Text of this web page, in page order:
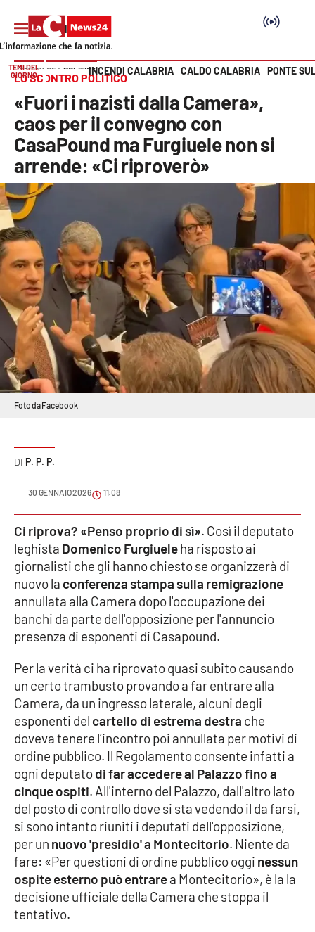
Cronaca
Politica
Attualità
Economia e lavoro
Italia Mondo
Sanità
Sport
Cultura
Meteo
VIDEO
Ambiente
Cronaca
Cultura
Economia e Lavoro
Politica
Sanità
Società
Sport
RUBRICHE
Good Morning Vietnam
Vai
TEMI DEL
GIORNO
INCENDI CALABRIA CALDO CALABRIA PONTE
HOME PAGE POLITICA
LO SCONTRO POLITICO
«Fuori i nazisti dalla Camera»,
caos per il convegno con
CasaPound ma Furgiuele non si
arrende: «Ci riproverò»
Foto da Facebook
P. P. P.
30 GENNAIO 2026 11:08
Ci riprova? «Penso proprio di sì». Così il deputato
leghista Domenico Furgiueleha risposto ai
giornalisti che gli hanno chiesto se organizzerà di
nuovo la conferenza stampa sulla remigrazione
annullata alla Camera dopo l'occupazione dei
banchi da parte dell'opposizione per l'annuncio
presenza di esponenti di Casapound.
Per la verità ci ha riprovato quasi subito causando
un certo trambusto provando a far entrare alla
Camera, da un ingresso laterale, alcuni degli
esponenti del cartello di estrema destra che
doveva tenere l’incontro poi annullata per motivi di
ordine pubblico. Il Regolamento consente infatti a
ogni deputatodi far accedere al Palazzo fino a
cinque ospiti. All'interno del Palazzo, dall'altro lato
del posto di controllo dove si sta vedendo il da farsi,
si sono intanto riuniti i deputati dell'opposizione,
per un nuovo 'presidio' a Montecitorio. Niente da
fare: «Per questioni di ordine pubblico oggi nessun
ospite esterno può entrarea Montecitorio», è la la
decisione ufficiale della Camera che stoppa il
tentativo.